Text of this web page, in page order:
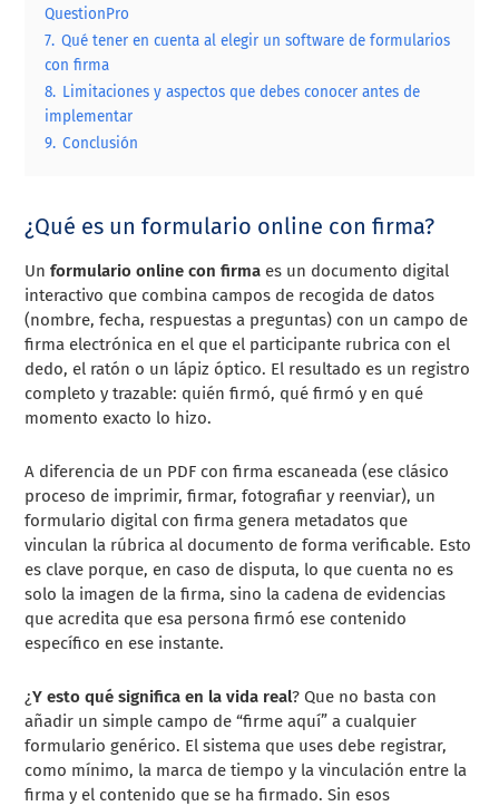
QuestionPro
7. Qué tener en cuenta al elegir un software de formularios
con firma
8. Limitaciones y aspectos que debes conocer antes de
implementar
9. Conclusión
¿Qué es un formulario online con firma?
Unformulario online con firma es un documento digital
interactivo que combina campos de recogida de datos
(nombre, fecha, respuestas a preguntas) con un campo de
firma electrónica en el que el participante rubrica con el
dedo, el ratón o un lápiz óptico. El resultado es un registro
completo y trazable: quién firmó, qué firmó y en qué
momento exacto lo hizo.
A diferencia de un PDF con firma escaneada (ese clásico
proceso de imprimir, firmar, fotografiar y reenviar), un
formulario digital con firma genera metadatos que
vinculan la rúbrica al documento de forma verificable. Esto
es clave porque, en caso de disputa, lo que cuenta no es
solo la imagen de la firma, sino la cadena de evidencias
que acredita que esa persona firmó ese contenido
específico en ese instante.
¿Y esto qué significa en la vida real? Que no basta con
añadir un simple campo de “firme aquí” a cualquier
formulario genérico. El sistema que uses debe registrar,
como mínimo, la marca de tiempo y la vinculación entre la
firma y el contenido que se ha firmado. Sin esos